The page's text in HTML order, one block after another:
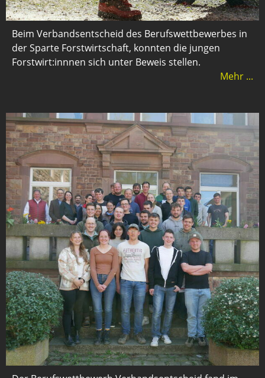
Beim Verbandsentscheid des Berufswettbewerbes in
der Sparte Forstwirtschaft, konnten die jungen
Forstwirt:innnen sich unter Beweis stellen.
Mehr ...